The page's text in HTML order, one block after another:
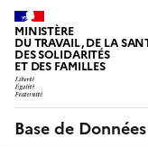
MINISTÈRE
DU TRAVAIL, DE LA
DES SOLIDARITÉS
ET DES FAMILLES
Base de